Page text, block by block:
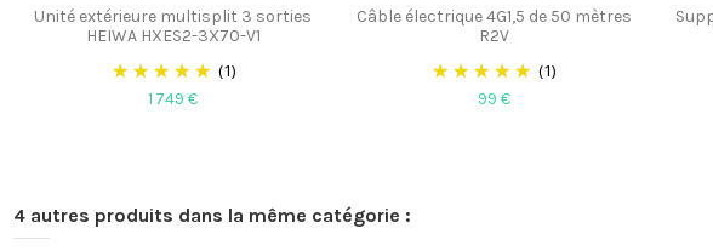
Unité extérieure multisplit 3 sorties
HEIWA HXES2-3X70-V1
(1)
1 749 €
Câble électrique 4G1,5 de 50 mètres
R2V
(1)
99 €
4 autres produits dans la même catégorie :